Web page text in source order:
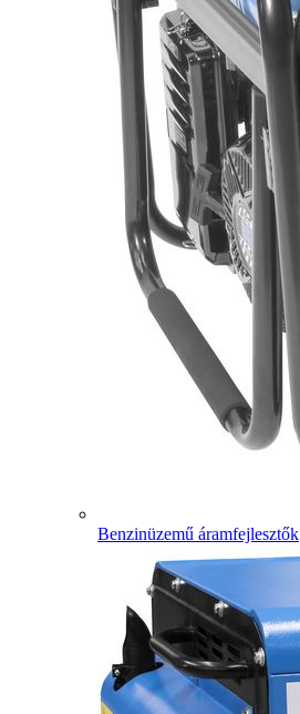
Benzinüzemű áramfejlesztők